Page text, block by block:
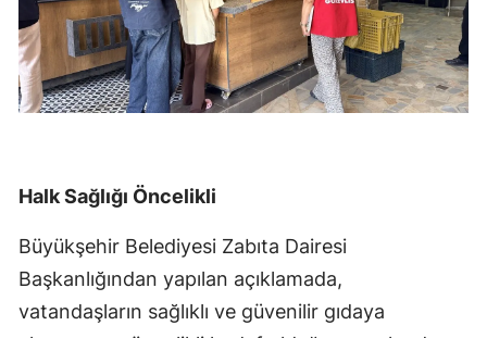
Halk Sağlığı Öncelikli
Büyükşehir Belediyesi Zabıta Dairesi
Başkanlığından yapılan açıklamada,
vatandaşların sağlıklı ve güvenilir gıdaya